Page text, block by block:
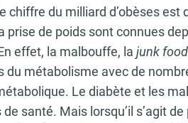
chiffre du milliard d’obèses est
prise de poids sont connues
effet, la malbouffe, la junk food
du métabolisme avec de
Le diabète et les
santé. Mais lorsqu’il s’agit de